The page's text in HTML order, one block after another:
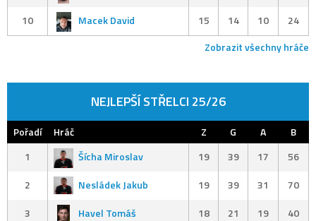
10
Macek David 15 14 10
24
Zobrazit všechny hráče
NEJLEPŠÍ STŘELCI 25/26
Pořadí Hráč Z G A
B
1
Šícha Miroslav 19 39 17
56
2
Nesládek Jakub 19 39 31
70
3
Havel Tomáš 18 21 19
40